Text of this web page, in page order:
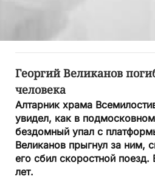
Георгий Великанов
человека
Алтарник храма
увидел, как в
бездом­ный упал с
Великанов прыгнул за ним,
его сбил скоростной
лет.